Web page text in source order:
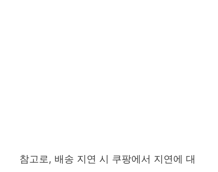
참고로, 배송 지연 시 쿠팡에서 지연에 대